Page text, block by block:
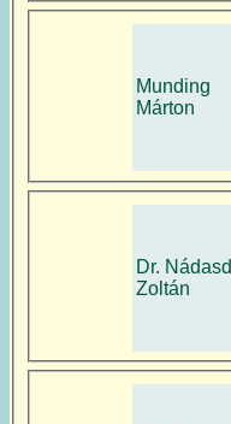
Munding
Márton
Dr.
Zoltán